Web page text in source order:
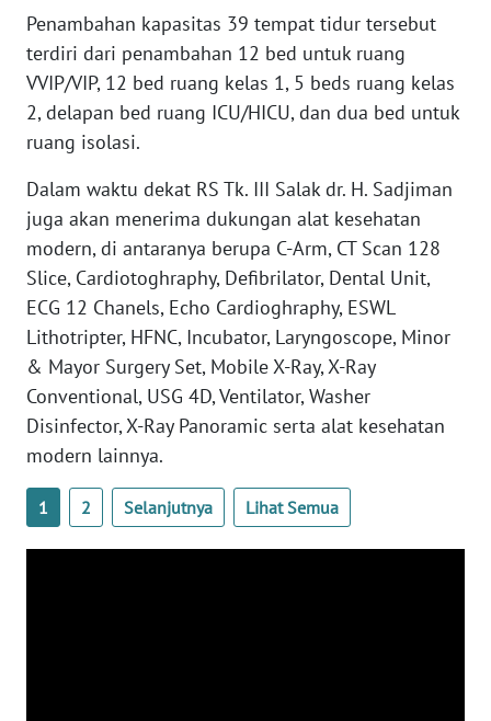
Penambahan kapasitas 39 tempat tidur tersebut
terdiri dari penambahan 12 bed untuk ruang
VVIP/VIP, 12 bed ruang kelas 1, 5 beds ruang kelas
2, delapan bed ruang ICU/HICU, dan dua bed untuk
ruang isolasi.
Dalam waktu dekat RS Tk. III Salak dr. H. Sadjiman
juga akan menerima dukungan alat kesehatan
modern, di antaranya berupa C-Arm, CT Scan 128
Slice, Cardiotoghraphy, Defibrilator, Dental Unit,
ECG 12 Chanels, Echo Cardioghraphy, ESWL
Lithotripter, HFNC, Incubator, Laryngoscope, Minor
& Mayor Surgery Set, Mobile X-Ray, X-Ray
Conventional, USG 4D, Ventilator, Washer
Disinfector, X-Ray Panoramic serta alat kesehatan
modern lainnya.
1 2 Selanjutnya Lihat Semua
PAPUA
WN
PAPUA
BARAT
WN
WN
SERAMBI
WN
JAMBI
WN
SULTRA
WN
NTB